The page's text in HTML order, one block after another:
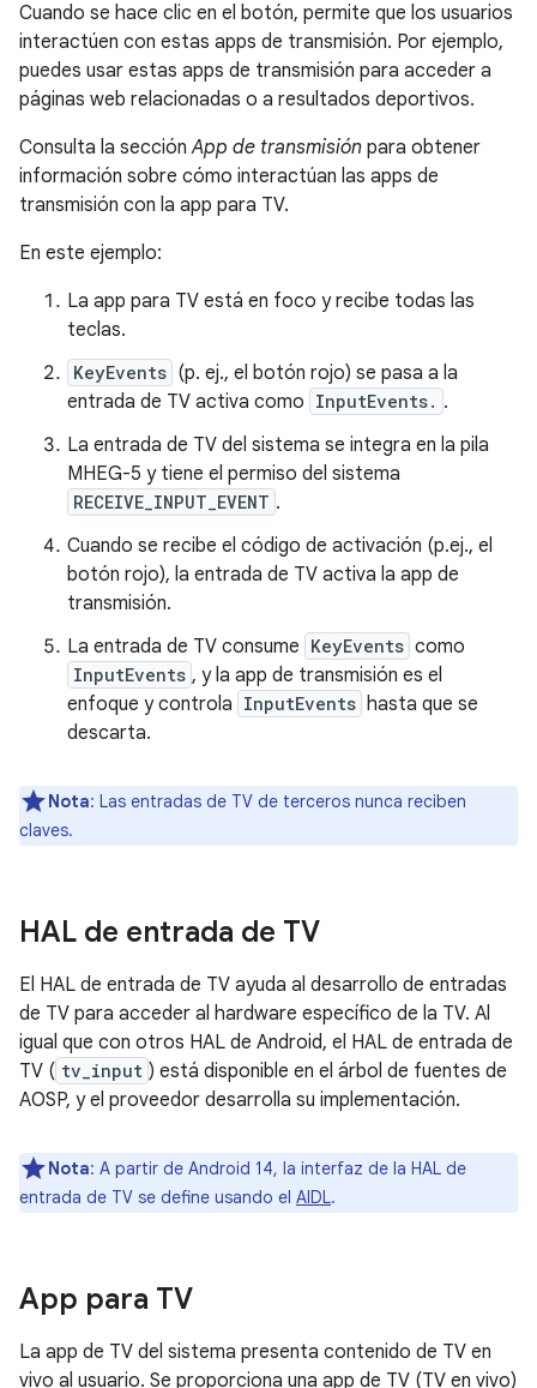
Cuando se hace clic en el botón, permite que los usuarios
interactúen con estas apps de transmisión. Por ejemplo,
puedes usar estas apps de transmisión para acceder a
páginas web relacionadas o a resultados deportivos.
Consulta la secciónApp de transmisión para obtener
información sobre cómo interactúan las apps de
transmisión con la app para TV.
En este ejemplo:
La app para TV está en foco y recibe todas las
teclas.
KeyEvents (p. ej., el botón rojo) se pasa a la
entrada de TV activa como InputEvents. .
La entrada de TV del sistema se integra en la pila
MHEG-5 y tiene el permiso del sistema
RECEIVE_INPUT_EVENT .
Cuando se recibe el código de activación (p.ej., el
botón rojo), la entrada de TV activa la app de
transmisión.
La entrada de TV consume KeyEvents como
InputEvents , y la app de transmisión es el
enfoque y controla InputEvents hasta que se
descarta.
Nota: Las entradas de TV de terceros nunca reciben
claves.
HAL de entrada de TV
El HAL de entrada de TV ayuda al desarrollo de entradas
de TV para acceder al hardware específico de la TV. Al
igual que con otros HAL de Android, el HAL de entrada de
TV ( tv_input ) está disponible en el árbol de fuentes de
AOSP, y el proveedor desarrolla su implementación.
Nota: A partir de Android 14, la interfaz de la HAL de
entrada de TV se define usando el AIDL.
App para TV
La app de TV del sistema presenta contenido de TV en
vivo al usuario. Se proporciona una app de TV (TV en vivo)